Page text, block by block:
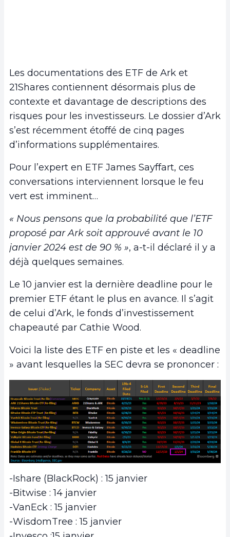
Les documentations des ETF de Ark et
21Shares contiennent désormais plus de
contexte et davantage de descriptions des
risques pour les investisseurs. Le dossier d’Ark
s’est récemment étoffé de cinq pages
d’informations supplémentaires.
Pour l’expert en ETF James Sayffart, ces
conversations interviennent lorsque le feu
vert est imminent…
« Nous pensons que la probabilité que l’ETF
proposé par Ark soit approuvé avant le 10
janvier 2024 est de 90 % », a-t-il déclaré il y a
déjà quelques semaines.
Le 10 janvier est la dernière deadline pour le
premier ETF étant le plus en avance. Il s’agit
de celui d’Ark, le fonds d’investissement
chapeauté par Cathie Wood.
Voici la liste des ETF en piste et les « deadline
» avant lesquelles la SEC devra se prononcer :
-Ishare (BlackRock) : 15 janvier
-Bitwise : 14 janvier
-VanEck : 15 janvier
-WisdomTree : 15 janvier